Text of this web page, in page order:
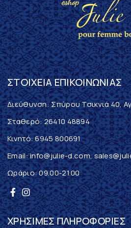
ΣΤΟΙΧΕΊΑ ΕΠΙΚΟΙΝΩΝΊΑΣ
Διεύθυνση: Σπύρου Τσικνιά 40,
Σταθερό:26410 48894
Κινητό:6945 800691
Email:info@julie-d.com,
Ωράριο: 09.00-21.00
ΧΡΉΣΙΜΕΣ ΠΛΗΡΟΦΟΡΊΕΣ